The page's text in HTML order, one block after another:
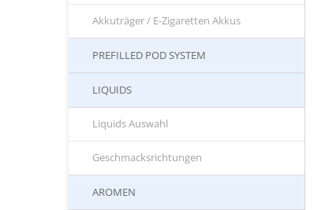
Akkuträger / E-Zigaretten Akkus
PREFILLED POD SYSTEM
LIQUIDS
Liquids Auswahl
Geschmacksrichtungen
AROMEN